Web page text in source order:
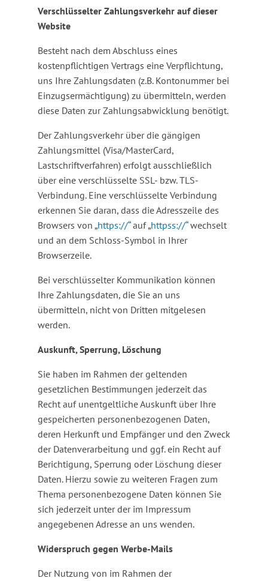
Verschlüsselter Zahlungsverkehr auf dieser
Website
Besteht nach dem Abschluss eines
kostenpflichtigen Vertrags eine Verpflichtung,
uns Ihre Zahlungsdaten (z.B. Kontonummer bei
Einzugsermächtigung) zu übermitteln, werden
diese Daten zur Zahlungsabwicklung benötigt.
Der Zahlungsverkehr über die gängigen
Zahlungsmittel (Visa/MasterCard,
Lastschriftverfahren) erfolgt ausschließlich
über eine verschlüsselte SSL- bzw. TLS-
Verbindung. Eine verschlüsselte Verbindung
erkennen Sie daran, dass die Adresszeile des
Browsers von „https://“auf „httpss://“wechselt
und an dem Schloss-Symbol in Ihrer
Browserzeile.
Bei verschlüsselter Kommunikation können
Ihre Zahlungsdaten, die Sie an uns
übermitteln, nicht von Dritten mitgelesen
werden.
Auskunft, Sperrung, Löschung
Sie haben im Rahmen der geltenden
gesetzlichen Bestimmungen jederzeit das
Recht auf unentgeltliche Auskunft über Ihre
gespeicherten personenbezogenen Daten,
deren Herkunft und Empfänger und den Zweck
der Datenverarbeitung und ggf. ein Recht auf
Berichtigung, Sperrung oder Löschung dieser
Daten. Hierzu sowie zu weiteren Fragen zum
Thema personenbezogene Daten können Sie
sich jederzeit unter der im Impressum
angegebenen Adresse an uns wenden.
Widerspruch gegen Werbe-Mails
Der Nutzung von im Rahmen der